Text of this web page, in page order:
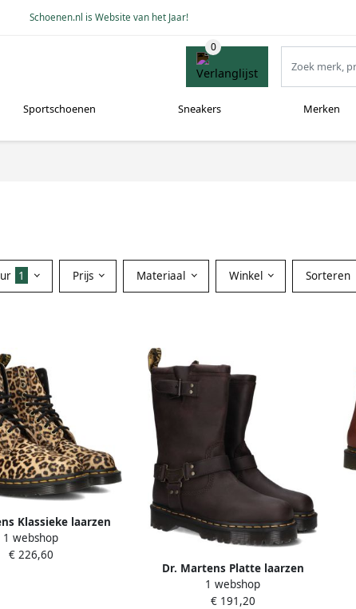
Schoenen.nl is Website van het Jaar!
Sportschoenen Sneakers Merken
1 Prijs Materiaal Winkel Sorteren
Klassieke laarzen
luipaardprint
1 webshop
€ 226,60
Dr. Martens Platte laarzen
ANISTONE HI PULL ON BOOT
1 webshop
€ 191,20